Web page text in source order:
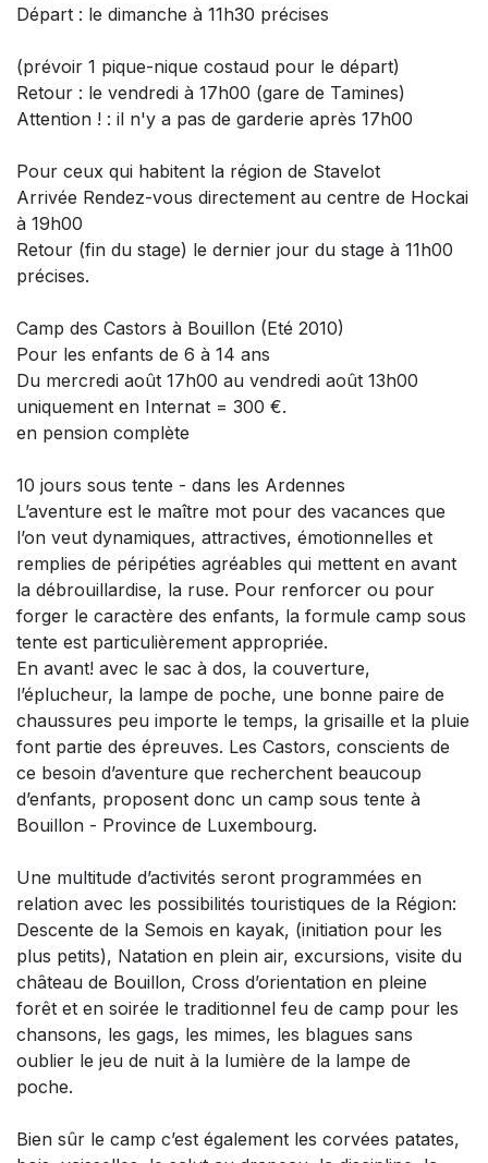
Départ : le dimanche à 11h30 précises
(prévoir 1 pique-nique costaud pour le départ)
Retour : le vendredi à 17h00 (gare de Tamines)
Attention ! : il n'y a pas de garderie après 17h00
Pour ceux qui habitent la région de Stavelot
Arrivée Rendez-vous directement au centre de Hockai
à 19h00
Retour (fin du stage) le dernier jour du stage à 11h00
précises.
Camp des Castors à Bouillon (Eté 2010)
Pour les enfants de 6 à 14 ans
Du mercredi août 17h00 au vendredi août 13h00
uniquement en Internat = 300 €.
en pension complète
10 jours sous tente - dans les Ardennes
L’aventure est le maître mot pour des vacances que
l’on veut dynamiques, attractives, émotionnelles et
remplies de péripéties agréables qui mettent en avant
la débrouillardise, la ruse. Pour renforcer ou pour
forger le caractère des enfants, la formule camp sous
tente est particulièrement appropriée.
En avant! avec le sac à dos, la couverture,
l’éplucheur, la lampe de poche, une bonne paire de
chaussures peu importe le temps, la grisaille et la pluie
font partie des épreuves. Les Castors, conscients de
ce besoin d’aventure que recherchent beaucoup
d’enfants, proposent donc un camp sous tente à
Bouillon - Province de Luxembourg.
Une multitude d’activités seront programmées en
relation avec les possibilités touristiques de la Région:
Descente de la Semois en kayak, (initiation pour les
plus petits), Natation en plein air, excursions, visite du
château de Bouillon, Cross d’orientation en pleine
forêt et en soirée le traditionnel feu de camp pour les
chansons, les gags, les mimes, les blagues sans
oublier le jeu de nuit à la lumière de la lampe de
poche.
Bien sûr le camp c’est également les corvées patates,